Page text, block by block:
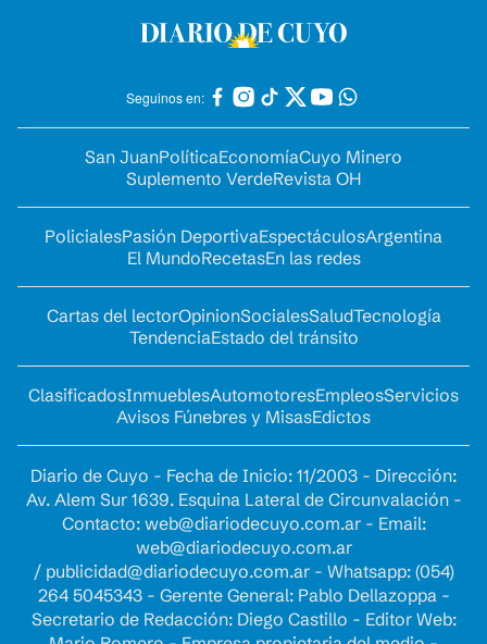
Seguinos en:
San JuanPolíticaEconomíaCuyo Minero
Suplemento VerdeRevista OH
PolicialesPasión DeportivaEspectáculosArgentina
El MundoRecetasEn las redes
Cartas del lectorOpinionSocialesSaludTecnología
TendenciaEstado del tránsito
ClasificadosInmueblesAutomotoresEmpleosServicios
Avisos Fúnebres y MisasEdictos
Diario de Cuyo - Fecha de Inicio: 11/2003 - Dirección:
Av. Alem Sur 1639. Esquina Lateral de Circunvalación -
Contacto: web@diariodecuyo.com.ar- Email:
web@diariodecuyo.com.ar
/ publicidad@diariodecuyo.com.ar- Whatsapp: (054)
264 5045343 - Gerente General: Pablo Dellazoppa -
Secretario de Redacción: Diego Castillo - Editor Web: